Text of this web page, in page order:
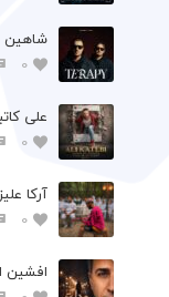
شاهین
0
علی
0
آرکا
0
افشين